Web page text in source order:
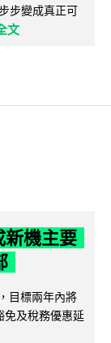
步變成真正可
文
新機主要
目標兩年內將
免及稅務優惠延